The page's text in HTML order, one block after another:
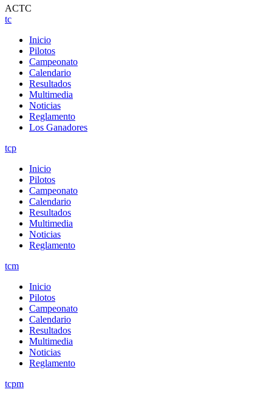
ACTC
tc
Inicio
Pilotos
Campeonato
Calendario
Resultados
Multimedia
Noticias
Reglamento
Los Ganadores
tcp
Inicio
Pilotos
Campeonato
Calendario
Resultados
Multimedia
Noticias
Reglamento
tcm
Inicio
Pilotos
Campeonato
Calendario
Resultados
Multimedia
Noticias
Reglamento
tcpm